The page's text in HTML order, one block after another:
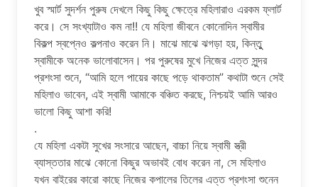
খুব স্মার্ট সুদর্শন পুরুষ দেখলে কিছু কিছু ক্ষেত্রে মহিলারাও এরকম ফ্লার্ট
করে। সে সংখ্যাটাও কম না!! যে মহিলা জীবনে কোনোদিন স্বামীর
বিকল্প স্বপ্নেও কল্পনাও করেন নি। মাঝে মাঝে ঝগড়া হয়, কিন্তুু
স্বামীকে অনেক ভালোবাসেন। পর পুরুষের মুখে নিজের এত্ত সুন্দর
প্রশংসা শুনে, “আমি হলে পায়ের কাছে পড়ে থাকতাম” কথাটা শুনে সেই
মহিলাও ভাবেন, এই স্বামী আমাকে বঞ্চিত করছে, নিশ্চয়ই আমি আরও
ভালো কিছু আশা করি!
.
যে মহিলা একটা সুখের সংসারে আছেন, বাচ্চা নিয়ে স্বামী স্ত্রী
ব্যাস্ততার মাঝে কোনো কিছুর অভাবই বোধ করেন না, সে মহিলাও
যখন বাইরের কারো কাছে নিজের কপালের তিলের এত্ত প্রশংসা শুনেন